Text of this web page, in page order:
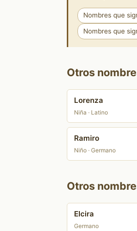
Nombres que
Nombres que
Otros
Lorenza
Niña · Latino
Ramiro
Niño · Germano
Otros
Elcira
Germano